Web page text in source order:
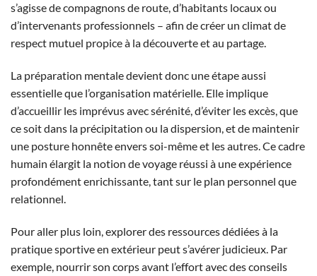
s’agisse de compagnons de route, d’habitants locaux ou
d’intervenants professionnels – afin de créer un climat de
respect mutuel propice à la découverte et au partage.
La préparation mentale devient donc une étape aussi
essentielle que l’organisation matérielle. Elle implique
d’accueillir les imprévus avec sérénité, d’éviter les excès, que
ce soit dans la précipitation ou la dispersion, et de maintenir
une posture honnête envers soi-même et les autres. Ce cadre
humain élargit la notion de voyage réussi à une expérience
profondément enrichissante, tant sur le plan personnel que
relationnel.
Pour aller plus loin, explorer des ressources dédiées à la
pratique sportive en extérieur peut s’avérer judicieux. Par
exemple, nourrir son corps avant l’effort avec des conseils